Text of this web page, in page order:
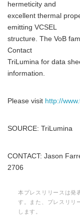
hermeticity and
excellent thermal
emitting VCSEL
structure. The VoB
Contact
TriLumina for data
information.
Please visit http://
SOURCE: TriLumina
CONTACT: Jason
2706
本プレスリリースは発
す。また、プレスリリ
します。